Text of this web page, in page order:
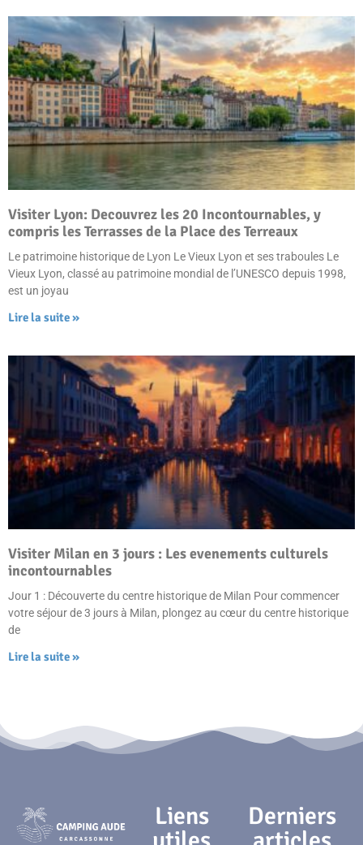
Visiter Lyon: Decouvrez les 20 Incontournables, y
compris les Terrasses de la Place des Terreaux
Le patrimoine historique de Lyon Le Vieux Lyon et ses traboules Le
Vieux Lyon, classé au patrimoine mondial de l’UNESCO depuis 1998,
est un joyau
Lire la suite »
Visiter Milan en 3 jours : Les evenements culturels
incontournables
Jour 1 : Découverte du centre historique de Milan Pour commencer
votre séjour de 3 jours à Milan, plongez au cœur du centre historique
de
Lire la suite »
Liens
Derniers